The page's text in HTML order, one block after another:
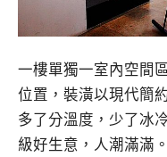
一樓單獨一室內空間
位置，裝潢以現代簡
多了分溫度，少了冰
級好生意，人潮滿滿。